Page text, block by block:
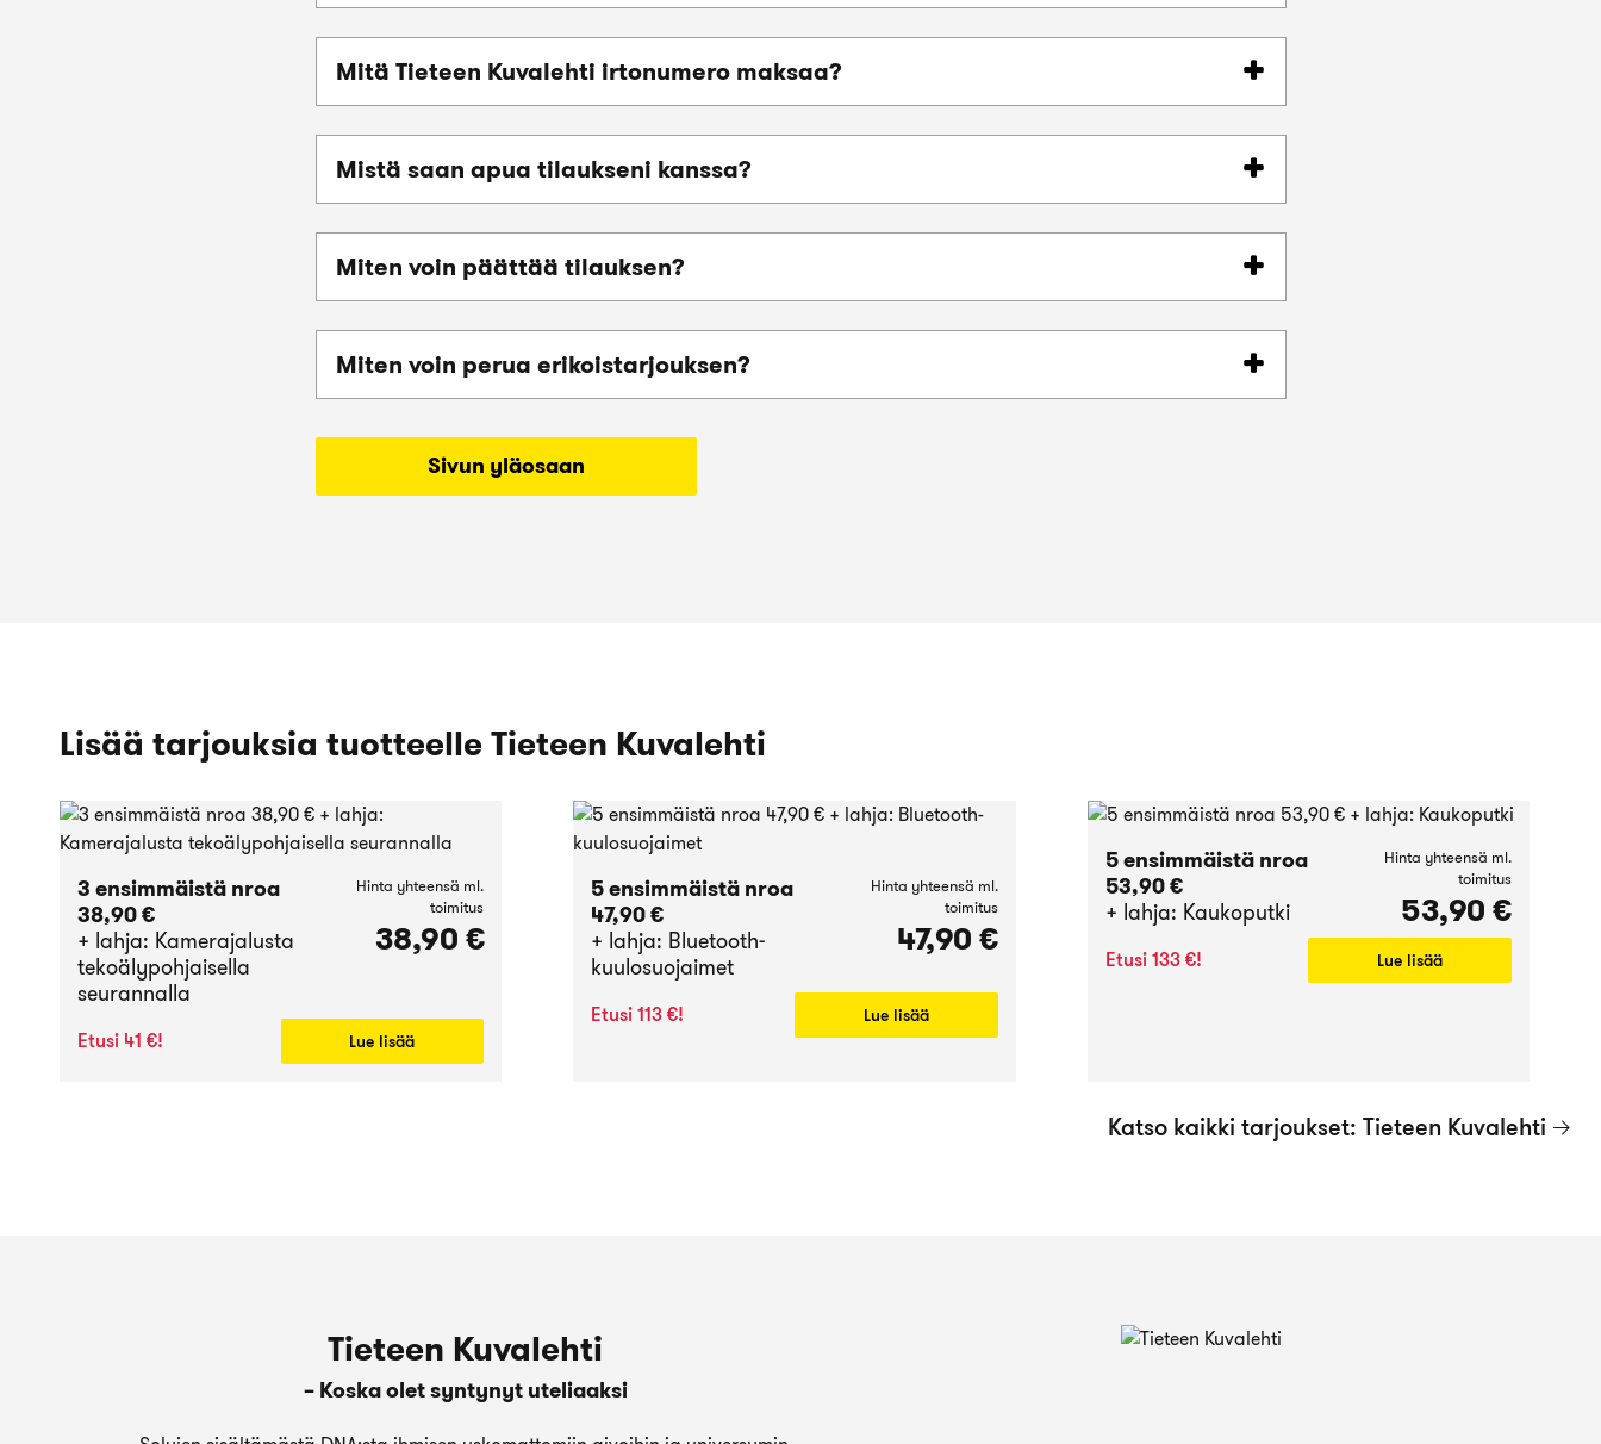
Mitä Tieteen Kuvalehti irtonumero maksaa?
Mistä saan apua tilaukseni kanssa?
Miten voin päättää tilauksen?
Miten voin perua erikoistarjouksen?
Sivun yläosaan
Lisää tarjouksia tuotteelle Tieteen Kuvalehti
3 ensimmäistä nroa
38,90 €
+ lahja: Kamerajalusta
tekoälypohjaisella
seurannalla
Hinta yhteensä ml.
toimitus
38,90 €
Etusi 41 €! Lue lisää
5 ensimmäistä nroa
47,90 €
+ lahja: Bluetooth-
kuulosuojaimet
Hinta yhteensä ml.
toimitus
47,90 €
Etusi 113 €! Lue lisää
5 ensimmäistä nroa
53,90 €
+ lahja: Kaukoputki
Hinta yhteensä ml.
toimitus
53,90 €
Etusi 133 €! Lue lisää
Katso kaikki tarjoukset: Tieteen Kuvalehti
Tieteen Kuvalehti
– Koska olet syntynyt uteliaaksi